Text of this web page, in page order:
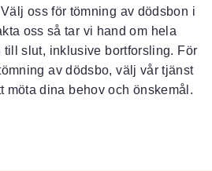
oss för tömning av dödsbon i
oss så tar vi hand om hela
till slut, inklusive bortforsling. För
av dödsbo, välj vår tjänst
möta dina behov och önskemål.